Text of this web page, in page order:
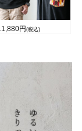
円 (税込)